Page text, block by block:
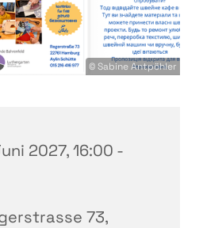
© Sabine Antpöhler
2027, 16:00 -
73,